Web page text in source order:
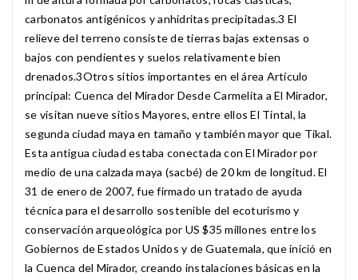
carbonatos antigénicos y anhidritas precipitadas.3​ El
relieve del terreno consiste de tierras bajas extensas o
bajos con pendientes y suelos relativamente bien
drenados.3​ Otros sitios importantes en el área Artículo
principal: Cuenca del Mirador Desde Carmelita a El Mirador,
se visitan nueve sitios Mayores, entre ellos El Tintal, la
segunda ciudad maya en tamaño y también mayor que Tikal.
Esta antigua ciudad estaba conectada con El Mirador por
medio de una calzada maya (sacbé) de 20 km de longitud. El
31 de enero de 2007, fue firmado un tratado de ayuda
técnica para el desarrollo sostenible del ecoturismo y
conservación arqueológica por US $35 millones entre los
Gobiernos de Estados Unidos y de Guatemala, que inició en
la Cuenca del Mirador, creando instalaciones básicas en la